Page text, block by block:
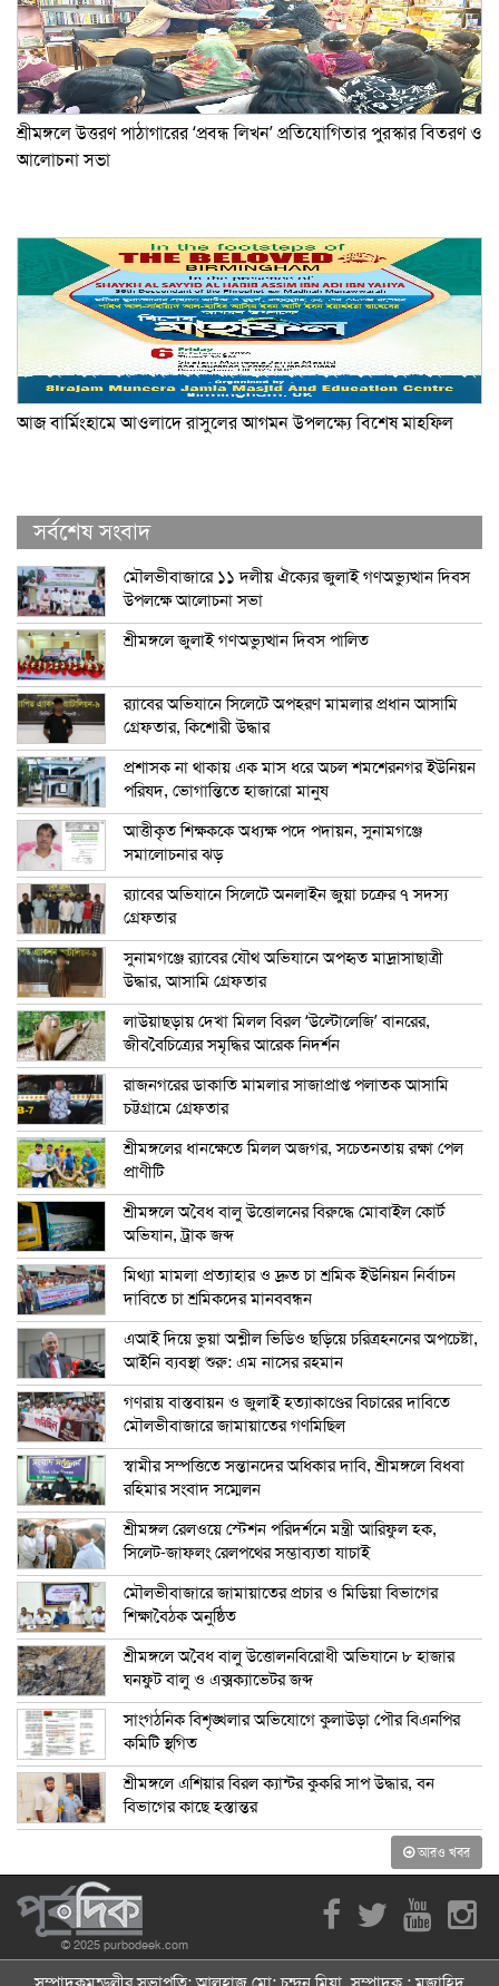
শ্রীমঙ্গলে উত্তরণ পাঠাগারের ‘প্রবন্ধ লিখন’ প্রতিযোগিতার পুরস্কার বিতরণ ও
আলোচনা সভা
আজ বার্মিংহামে আওলাদে রাসুলের আগমন উপলক্ষ্যে বিশেষ মাহফিল
সর্বশেষ সংবাদ
মৌলভীবাজারে ১১ দলীয় ঐক্যের জুলাই গণঅভ্যুত্থান দিবস
উপলক্ষে আলোচনা সভা
শ্রীমঙ্গলে জুলাই গণঅভ্যুত্থান দিবস পালিত
র‍্যাবের অভিযানে সিলেটে অপহরণ মামলার প্রধান আসামি
গ্রেফতার, কিশোরী উদ্ধার
প্রশাসক না থাকায় এক মাস ধরে অচল শমশেরনগর ইউনিয়ন
পরিষদ, ভোগান্তিতে হাজারো মানুষ
আত্তীকৃত শিক্ষককে অধ্যক্ষ পদে পদায়ন, সুনামগঞ্জে
সমালোচনার ঝড়
র‍্যাবের অভিযানে সিলেটে অনলাইন জুয়া চক্রের ৭ সদস্য
গ্রেফতার
সুনামগঞ্জে র‍্যাবের যৌথ অভিযানে অপহৃত মাদ্রাসাছাত্রী
উদ্ধার, আসামি গ্রেফতার
লাউয়াছড়ায় দেখা মিলল বিরল ‘উল্টোলেজি’ বানরের,
জীববৈচিত্র্যের সমৃদ্ধির আরেক নিদর্শন
রাজনগরের ডাকাতি মামলার সাজাপ্রাপ্ত পলাতক আসামি
চট্টগ্রামে গ্রেফতার
শ্রীমঙ্গলের ধানক্ষেতে মিলল অজগর, সচেতনতায় রক্ষা পেল
প্রাণীটি
শ্রীমঙ্গলে অবৈধ বালু উত্তোলনের বিরুদ্ধে মোবাইল কোর্ট
অভিযান, ট্রাক জব্দ
মিথ্যা মামলা প্রত্যাহার ও দ্রুত চা শ্রমিক ইউনিয়ন নির্বাচন
দাবিতে চা শ্রমিকদের মানববন্ধন
এআই দিয়ে ভুয়া অশ্লীল ভিডিও ছড়িয়ে চরিত্রহননের অপচেষ্টা,
আইনি ব্যবস্থা শুরু: এম নাসের রহমান
গণরায় বাস্তবায়ন ও জুলাই হত্যাকাণ্ডের বিচারের দাবিতে
মৌলভীবাজারে জামায়াতের গণমিছিল
স্বামীর সম্পত্তিতে সন্তানদের অধিকার দাবি, শ্রীমঙ্গলে বিধবা
রহিমার সংবাদ সম্মেলন
শ্রীমঙ্গল রেলওয়ে স্টেশন পরিদর্শনে মন্ত্রী আরিফুল হক,
সিলেট-জাফলং রেলপথের সম্ভাব্যতা যাচাই
মৌলভীবাজারে জামায়াতের প্রচার ও মিডিয়া বিভাগের
শিক্ষাবৈঠক অনুষ্ঠিত
শ্রীমঙ্গলে অবৈধ বালু উত্তোলনবিরোধী অভিযানে ৮ হাজার
ঘনফুট বালু ও এক্সক্যাভেটর জব্দ
সাংগঠনিক বিশৃঙ্খলার অভিযোগে কুলাউড়া পৌর বিএনপির
কমিটি স্থগিত
শ্রীমঙ্গলে এশিয়ার বিরল ক্যান্টর কুকরি সাপ উদ্ধার, বন
বিভাগের কাছে হস্তান্তর
আরও খবর
© 2025 purbodeek.com